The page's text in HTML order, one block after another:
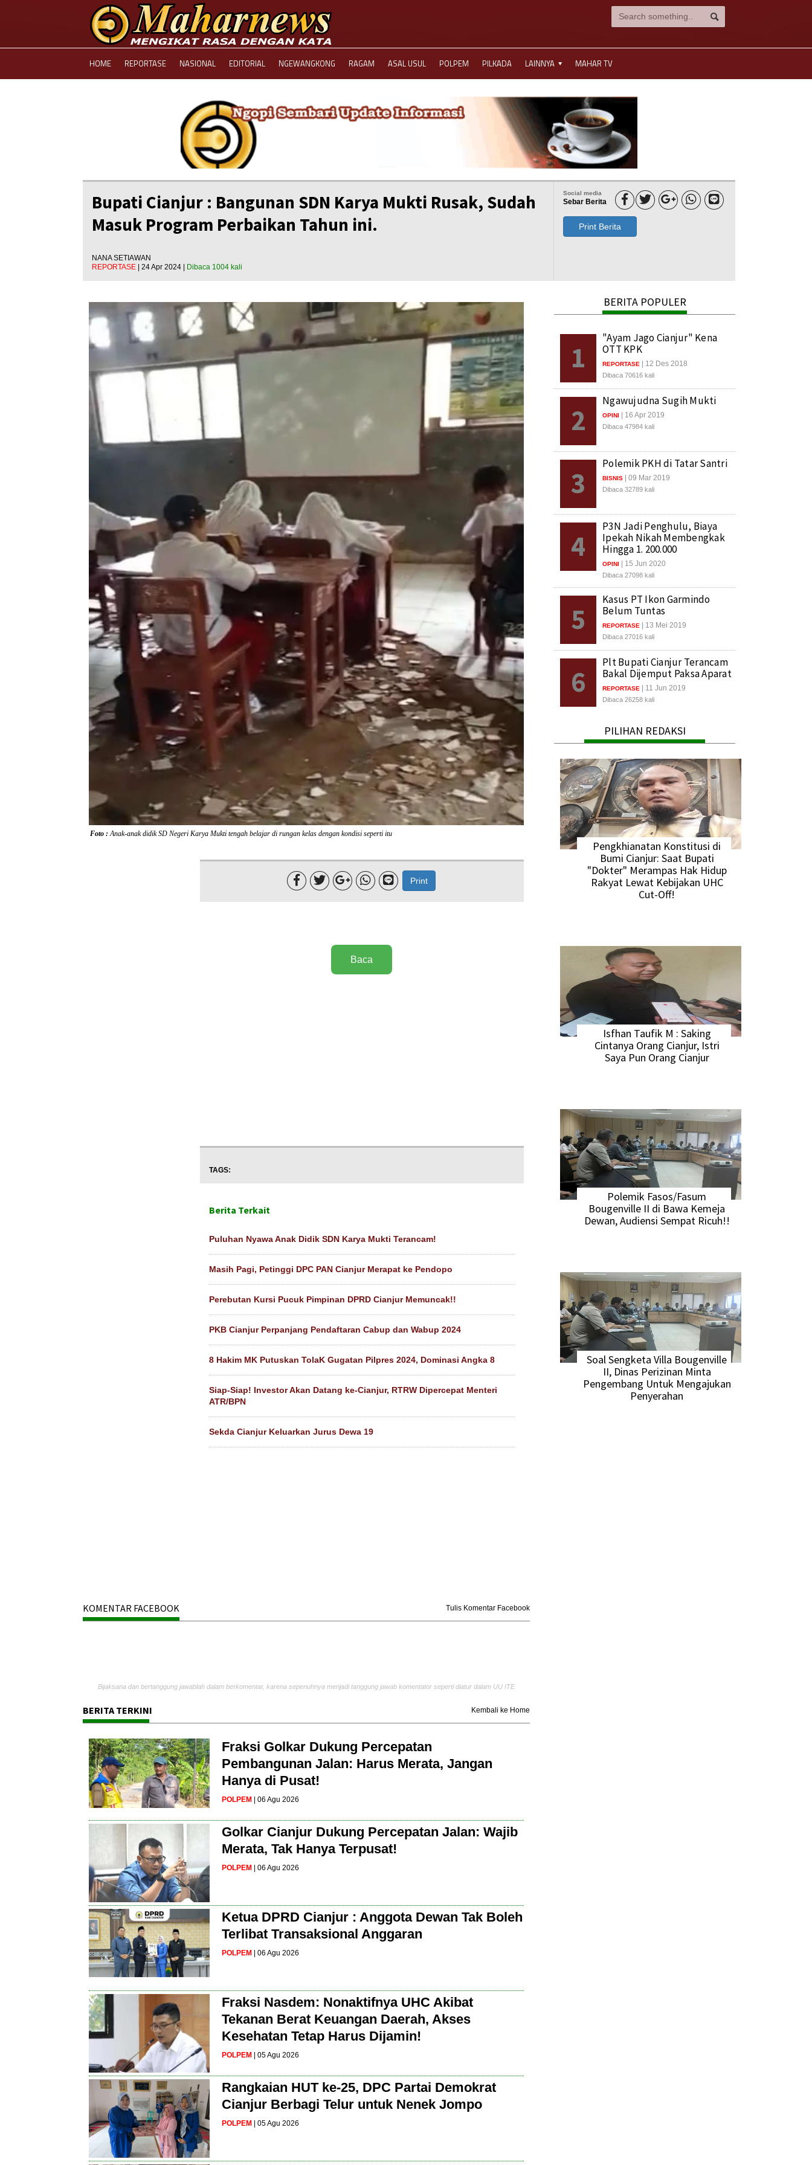
HOME REPORTASE NASIONAL EDITORIAL NGEWANGKONG RAGAM ASAL USUL POLPEM PILKADA LAINNYA MAHAR TV
Social media
Sebar Berita     
Print Berita
Bupati Cianjur : Bangunan SDN Karya Mukti Rusak, Sudah
Masuk Program Perbaikan Tahun ini.
NANA SETIAWAN
REPORTASE | 24 Apr 2024 | Dibaca 1004 kali
Foto : Anak-anak didik SD Negeri Karya Mukti tengah belajar di rungan kelas dengan kondisi seperti itu
     Print
Baca
TAGS:
Berita Terkait
Puluhan Nyawa Anak Didik SDN Karya Mukti Terancam!
Masih Pagi, Petinggi DPC PAN Cianjur Merapat ke Pendopo
Perebutan Kursi Pucuk Pimpinan DPRD Cianjur Memuncak!!
PKB Cianjur Perpanjang Pendaftaran Cabup dan Wabup 2024
8 Hakim MK Putuskan TolaK Gugatan Pilpres 2024, Dominasi Angka 8
Siap-Siap! Investor Akan Datang ke-Cianjur, RTRW Dipercepat Menteri
ATR/BPN
Sekda Cianjur Keluarkan Jurus Dewa 19
Tulis Komentar Facebook
KOMENTAR FACEBOOK
Bijaksana dan bertanggung jawablah dalam berkomentar, karena sepenuhnya menjadi tanggung jawab komentator seperti diatur dalam UU ITE
Kembali ke Home
BERITA TERKINI
Fraksi Golkar Dukung Percepatan
Pembangunan Jalan: Harus Merata, Jangan
Hanya di Pusat!
POLPEM | 06 Agu 2026
Golkar Cianjur Dukung Percepatan Jalan: Wajib
Merata, Tak Hanya Terpusat!
POLPEM | 06 Agu 2026
Ketua DPRD Cianjur : Anggota Dewan Tak Boleh
Terlibat Transaksional Anggaran
POLPEM | 06 Agu 2026
Fraksi Nasdem: Nonaktifnya UHC Akibat
Tekanan Berat Keuangan Daerah, Akses
Kesehatan Tetap Harus Dijamin!
POLPEM | 05 Agu 2026
Rangkaian HUT ke-25, DPC Partai Demokrat
Cianjur Berbagi Telur untuk Nenek Jompo
POLPEM | 05 Agu 2026
BERITA POPULER
1
"Ayam Jago Cianjur" Kena
OTT KPK
REPORTASE | 12 Des 2018
Dibaca 70616 kali
2
Ngawujudna Sugih Mukti
OPINI | 16 Apr 2019
Dibaca 47984 kali
3
Polemik PKH di Tatar Santri
BISNIS | 09 Mar 2019
Dibaca 32789 kali
4
P3N Jadi Penghulu, Biaya
Ipekah Nikah Membengkak
Hingga 1. 200.000
OPINI | 15 Jun 2020
Dibaca 27098 kali
5
Kasus PT Ikon Garmindo
Belum Tuntas
REPORTASE | 13 Mei 2019
Dibaca 27016 kali
6
Plt Bupati Cianjur Terancam
Bakal Dijemput Paksa Aparat
REPORTASE | 11 Jun 2019
Dibaca 26258 kali
PILIHAN REDAKSI
Pengkhianatan Konstitusi di
Bumi Cianjur: Saat Bupati
"Dokter" Merampas Hak Hidup
Rakyat Lewat Kebijakan UHC
Cut-Off!
Isfhan Taufik M : Saking
Cintanya Orang Cianjur, Istri
Saya Pun Orang Cianjur
Polemik Fasos/Fasum
Bougenville II di Bawa Kemeja
Dewan, Audiensi Sempat Ricuh!!
Soal Sengketa Villa Bougenville
II, Dinas Perizinan Minta
Pengembang Untuk Mengajukan
Penyerahan